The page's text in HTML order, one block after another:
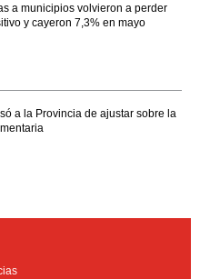
a municipios volvieron a perder
y cayeron 7,3% en mayo
a la Provincia de ajustar sobre la